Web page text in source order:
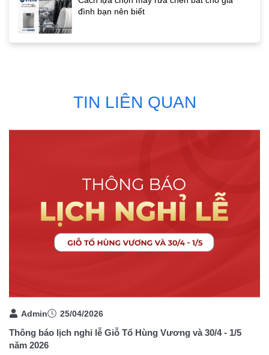
đình bạn nên biết
TIN LIÊN QUAN
Admin 25/04/2026
Thông báo lịch nghỉ lễ Giỗ Tổ Hùng Vương và 30/4 - 1/5
năm 2026